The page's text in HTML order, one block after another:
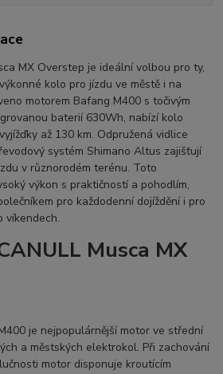
MX Overstep je ideální volbou pro ty,
kolo pro jízdu ve městě i na
motorem Bafang M400 s točivým
baterií 630Wh, nabízí kolo
až 130 km. Odpružená vidlice
systém Shimano Altus zajišťují
v různorodém terénu. Toto
výkon s praktičností a pohodlím,
pro každodenní dojíždění i pro
víkendech.
Musca MX
je nejpopulárnější motor ve střední
a městských elektrokol. Při zachování
motor disponuje kroutícím